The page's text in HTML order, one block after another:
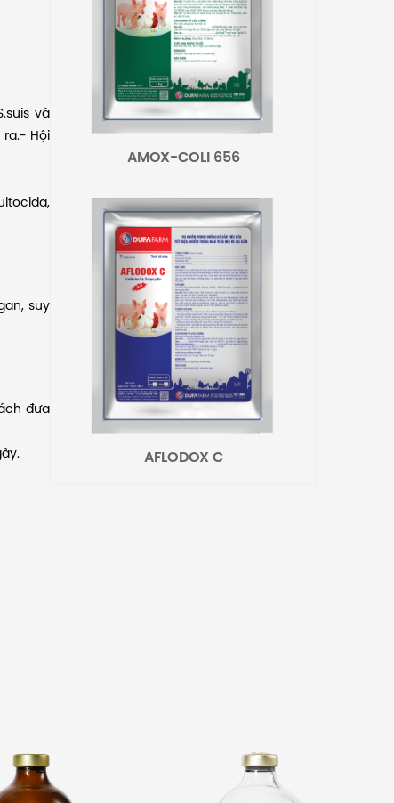
và
ra.- Hội
suy
đưa
AMOX-COLI 656
AFLODOX C